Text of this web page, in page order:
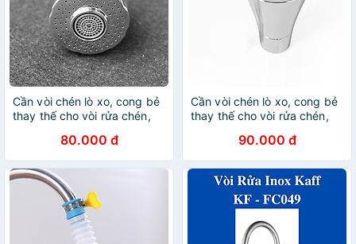
Cần vòi chén lò xo, cong bẻ
thay thế cho vòi rửa chén,
80.000 đ
Cần vòi chén lò xo, cong bẻ
thay thế cho vòi rửa chén,
90.000 đ